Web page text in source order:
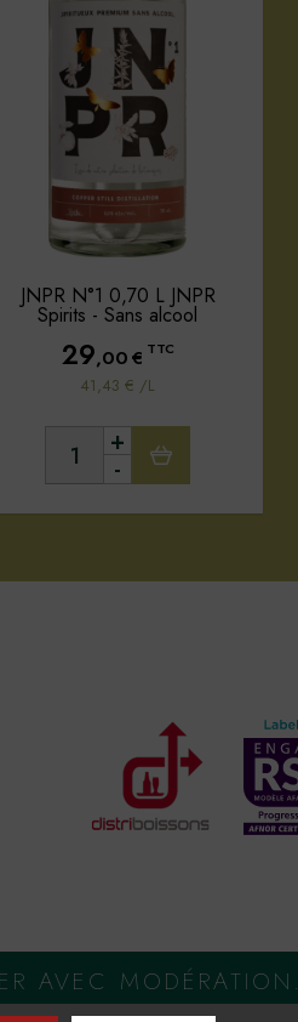
JNPR N°1 0,70 L JNPR
Spirits - Sans alcool
29,00€ TTC
41,43 € /L
-
+
AVEC MODÉRATION.